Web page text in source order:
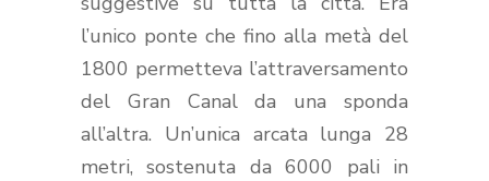
l’unico ponte che fino alla metà del
1800 permetteva l’attraversamento
del Gran Canal da una sponda
all’altra. Un’unica arcata lunga 28
metri, sostenuta da 6000 pali in